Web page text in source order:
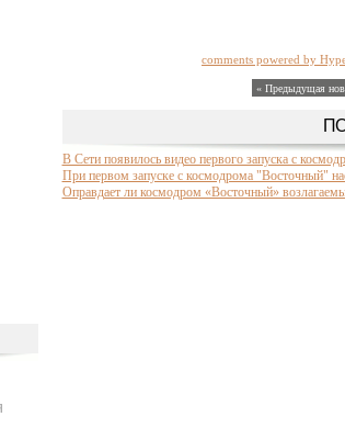
comments powered by
« Предыдущая
В Сети появилось видео первого запуска с
При первом запуске с космодрома "Восточный"
Оправдает ли космодром «Восточный»